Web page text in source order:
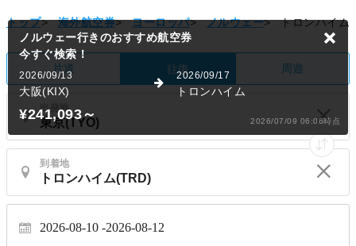
トップ> 海外航空券> ヨーロッパ> ノルウェー> トロンハイム
片道 往復 周遊
出発地
到着地
2026-08-10 2026-08-12
ノルウェー行きのおすすめ航空券
今すぐ検索！
2026/09/13
大阪(KIX)
2026/09/17
トロンハイム
¥241,093～ 2026/07/09 06:06時点